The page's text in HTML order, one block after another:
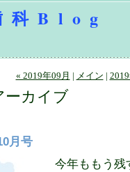
科Blog
« 2019年09月 | メイン |
ーカイブ
月号
今年ももう残